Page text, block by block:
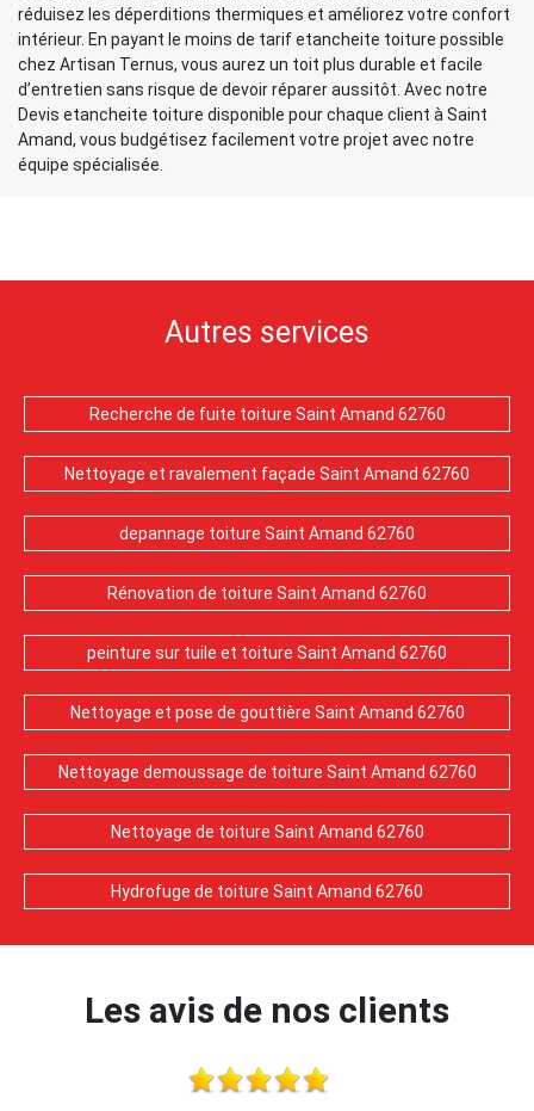
réduisez les déperditions thermiques et améliorez votre confort
intérieur. En payant le moins de tarif etancheite toiture possible
chez Artisan Ternus, vous aurez un toit plus durable et facile
d’entretien sans risque de devoir réparer aussitôt. Avec notre
Devis etancheite toiture disponible pour chaque client à Saint
Amand, vous budgétisez facilement votre projet avec notre
équipe spécialisée.
Autres services
Recherche de fuite toiture Saint Amand 62760
Nettoyage et ravalement façade Saint Amand 62760
depannage toiture Saint Amand 62760
Rénovation de toiture Saint Amand 62760
peinture sur tuile et toiture Saint Amand 62760
Nettoyage et pose de gouttière Saint Amand 62760
Nettoyage demoussage de toiture Saint Amand 62760
Nettoyage de toiture Saint Amand 62760
Hydrofuge de toiture Saint Amand 62760
Les avis de nos clients